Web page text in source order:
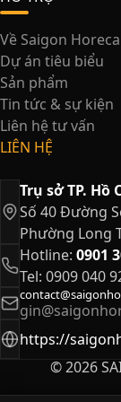
Về Saigon Horeca
Dự án tiêu biểu
Sản phẩm
Tin tức & sự kiện
Liên hệ tư vấn
LIÊN HỆ
Trụ sở TP. Hồ
Số 40 Đường
Phường Long
Hotline: 0901
Tel: 0909 040
https://
© 2026